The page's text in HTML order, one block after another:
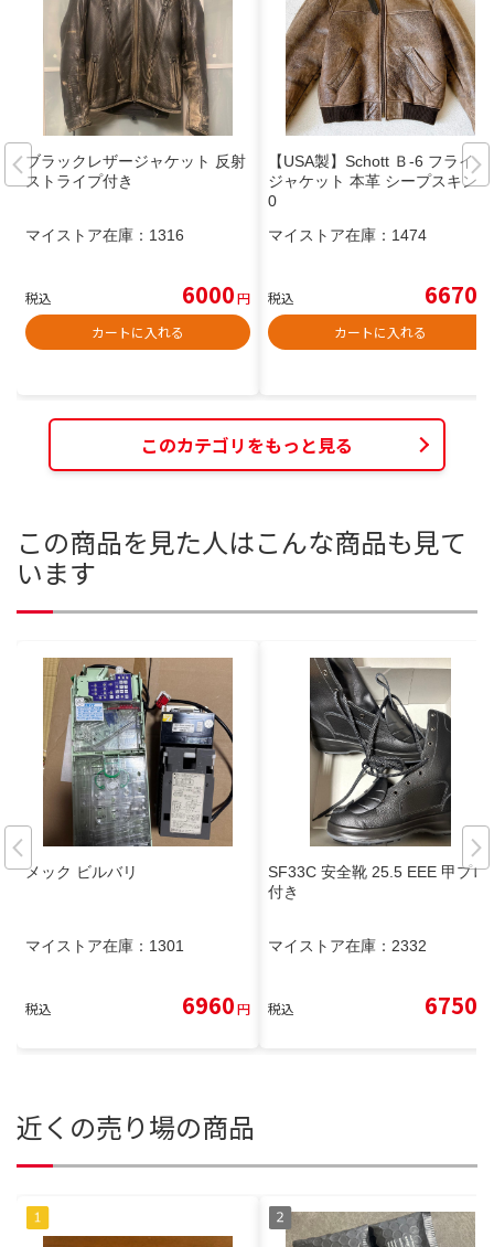
ブラックレザージャケット 反射
ストライプ付き
マイストア在庫： 1316
税込 6000円
カートに入れる
【USA製】Schott Ｂ-6 フライト
ジャケット 本革 シープスキン 4
0
マイストア在庫： 1474
税込 6670
カートに入れる
このカテゴリをもっと見る
この商品を見た人はこんな商品も見て
います
メック ビルバリ
マイストア在庫： 1301
税込 6960円
SF33C 安全靴 25.5 EEE 甲プロ
付き
マイストア在庫： 2332
税込 6750
近くの売り場の商品